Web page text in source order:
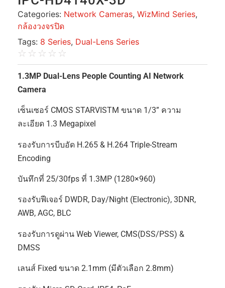
Categories: Network Cameras, WizMind Series,
กล้องวงจรปิด
Tags: 8 Series, Dual-Lens Series
☆ ☆ ☆ ☆ ☆
1.3MP Dual-Lens People Counting AI Network
Camera
เซ็นเซอร์ CMOS STARVISTM ขนาด 1/3” ความ
ละเอียด 1.3 Megapixel
รองรับการบีบอัด H.265 & H.264 Triple-Stream
Encoding
บันทึกที่ 25/30fps ที่ 1.3MP (1280×960)
รองรับฟีเจอร์ DWDR, Day/Night (Electronic), 3DNR,
AWB, AGC, BLC
รองรับการดูผ่าน Web Viewer, CMS(DSS/PSS) &
DMSS
เลนส์ Fixed ขนาด 2.1mm (มีตัวเลือก 2.8mm)